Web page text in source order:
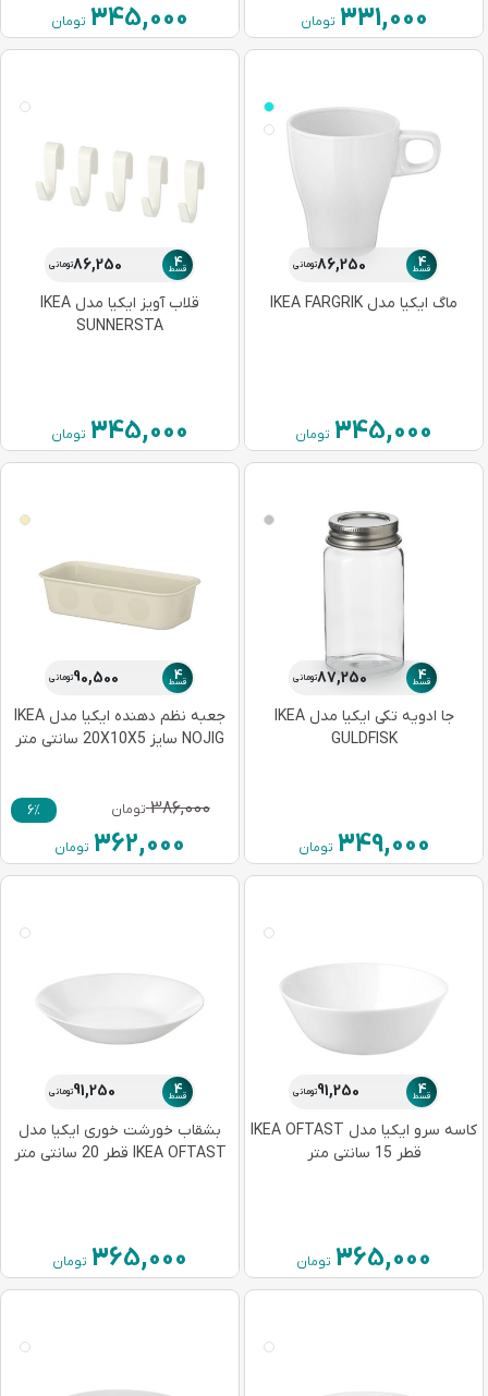
331,000 تومان 345,000 تومان
4
قسط 86,250تومانی
ماگ ایکیا مدل IKEA FARGRIK
345,000 تومان
4
قسط 86,250تومانی
قلاب آویز ایکیا مدل IKEA
SUNNERSTA
345,000 تومان
4
قسط 87,250تومانی
جا ادویه تکی ایکیا مدل IKEA
GULDFISK
349,000 تومان
4
قسط 90,500تومانی
جعبه نظم دهنده ایکیا مدل IKEA
NOJIG سایز 20X10X5 سانتی متر
6%
362,000 تومان
386,000 تومان
4
قسط 91,250تومانی
کاسه سرو ایکیا مدل IKEA OFTAST
قطر 15 سانتی متر
365,000 تومان
4
قسط 91,250تومانی
بشقاب خورشت خوری ایکیا مدل
IKEA OFTAST قطر 20 سانتی متر
365,000 تومان